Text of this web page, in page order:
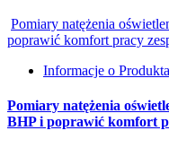
Pomiary natężenia
poprawić komfort pracy
Informacje o
Pomiary natężenia
BHP i poprawić komfort